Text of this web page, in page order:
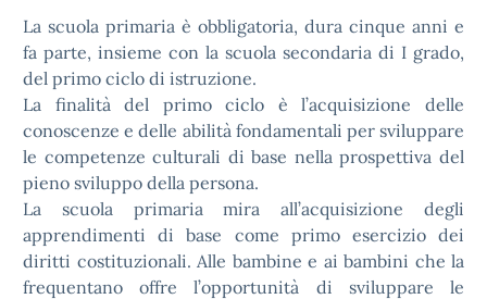
La scuola primaria è obbligatoria, dura cinque anni e
fa parte, insieme con la scuola secondaria di I grado,
del primo ciclo di istruzione.
La finalità del primo ciclo è l’acquisizione delle
conoscenze e delle abilità fondamentali per sviluppare
le competenze culturali di base nella prospettiva del
pieno sviluppo della persona.
La scuola primaria mira all’acquisizione degli
apprendimenti di base come primo esercizio dei
diritti costituzionali. Alle bambine e ai bambini che la
frequentano offre l’opportunità di sviluppare le